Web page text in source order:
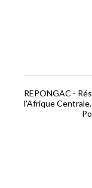
REPONGAC -
l'Afrique Centrale.